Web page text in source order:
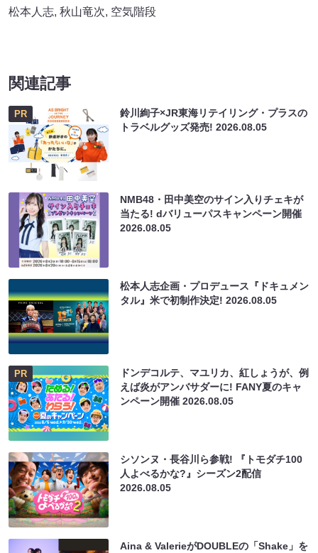
松本人志, 秋山竜次, 空気階段
関連記事
PR
鈴川絢子×JR東海リテイリング・プラスの
トラベルグッズ発売!2026.08.05
NMB48・田中美空のサイン入りチェキが
当たる! dバリューパスキャンペーン開催
2026.08.05
松本人志企画・プロデュース『ドキュメン
タル』米で初制作決定!2026.08.05
PR
ドンデコルテ、マユリカ、紅しょうが、例
えば炎がアンバサダーに! FANY夏のキャ
ンペーン開催2026.08.05
シソンヌ・長谷川ら参戦! 『トモダチ100
人よべるかな?』シーズン2配信
2026.08.05
Aina & ValerieがDOUBLEの「Shake」を